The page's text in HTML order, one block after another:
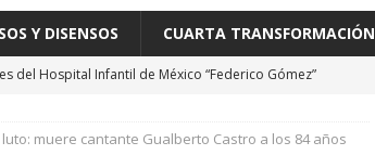
Y DISENSOS CUARTA TRANSFORMACIÓN
del Hospital Infantil de México “Federico Gómez”
luto: muere cantante Gualberto Castro a los 84 años